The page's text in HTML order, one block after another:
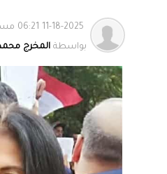
بواسطة المخرج